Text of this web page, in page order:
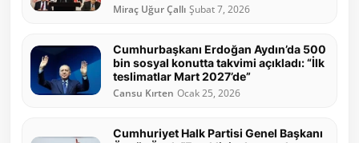
Miraç Uğur Çallı Şubat 7, 2026
Cumhurbaşkanı Erdoğan Aydın’da 500
bin sosyal konutta takvimi açıkladı: “İlk
teslimatlar Mart 2027’de”
Cansu Kırten Ocak 25, 2026
Cumhuriyet Halk Partisi Genel Başkanı